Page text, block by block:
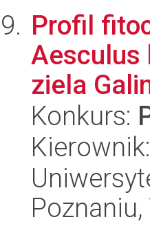
Profil
Aesculus
ziela
Konkurs: